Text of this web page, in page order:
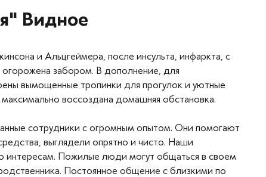
Видное
и Альцгеймера, после инсульта, инфаркта, с
забором. В дополнение, для
вымощенные тропинки для прогулок и уютные
воссоздана домашняя обстановка.
сотрудники с огромным опытом. Они помогают
выглядели опрятно и чисто. Наши
интересам. Пожилые люди могут общаться в своем
Постоянное общение с близкими по